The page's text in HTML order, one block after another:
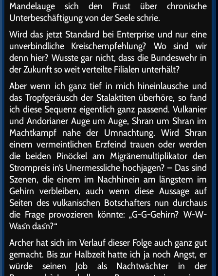
Mandelauge sich den Frust über chronische
Unterbeschäftigung von der Seele schrie.
Wird das jetzt Standard bei Enterprise und nur eine
unverbindliche Kreischempfehlung? Wo sind wir
denn hier? Wusste gar nicht, dass die Bundeswehr in
der Zukunft so weit verteilte Filialen unterhält?
Aber wenn ich ganz tief in mich hineinlausche und
das Tropfgeräusch der Stalaktiten überhöre, so fand
ich diese Sequenz eigentlich ganz passend. Vulkanier
und Andorianer Auge um Auge, Shran um Shran im
Machtkampf nahe der Umnachtung. Wird Shran
einem vermeintlichen Erzfeind trauen oder werden
die beiden Pinöckel am Migränemultiplikator den
Strompreis in’s Unermessliche hochjagen? – Das sind
Szenen, die einem im Nachhinein am längstem im
Gehirn verbleiben, auch wenn diese Aussage auf
Seiten des vulkanischen Botschafters nun durchaus
die Frage provozieren könnte: „G-G-Gehirn? W-W-
Was’n das’n?“
Archer hat sich im Verlauf dieser Folge auch ganz gut
gemacht. Bis zur Halbzeit hatte ich ja noch Angst, er
würde seinen Job als Nachtwächter in der